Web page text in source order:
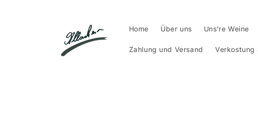
Home Über uns Uns‘re Weine
Zahlung und Versand Verkostung